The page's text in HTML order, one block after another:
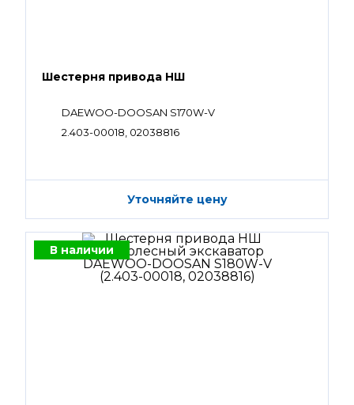
Шестерня привода НШ
DAEWOO-DOOSAN S170W-V
2.403-00018, 02038816
Уточняйте цену
В наличии